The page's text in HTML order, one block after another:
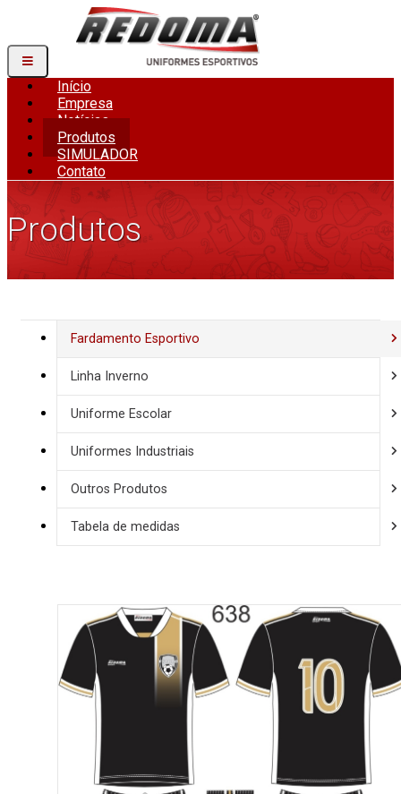
Início
Empresa
Notícias
Produtos
SIMULADOR
Contato
Produtos
Fardamento Esportivo
Linha Inverno
Uniforme Escolar
Uniformes Industriais
Outros Produtos
Tabela de medidas